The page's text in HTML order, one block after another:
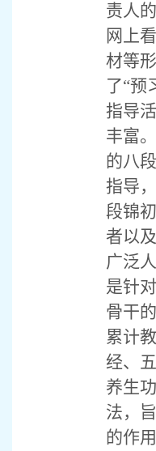
责人
网上
材等
了“预
指导
丰富
的八
指导
段锦
者以
广泛
是针
骨干
累计
经、
养生
法，
的作